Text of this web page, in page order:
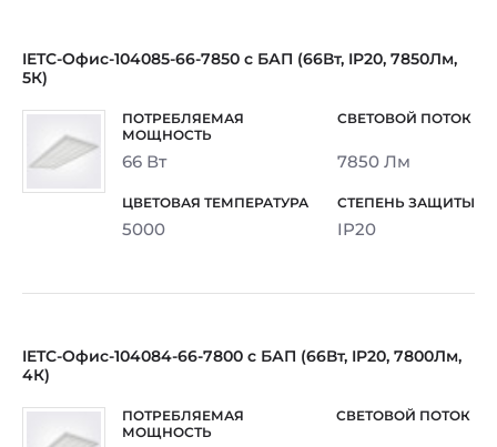
IETC-Офис-104085-66-7850 с БАП (66Вт, IP20, 7850Лм,
5К)
66 Вт 7850 Лм
5000 IP20
IETC-Офис-104084-66-7800 с БАП (66Вт, IP20, 7800Лм,
4К)